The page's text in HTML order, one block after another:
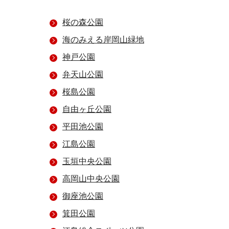
桜の森公園
海のみえる岸岡山緑地
神戸公園
弁天山公園
桜島公園
自由ヶ丘公園
平田池公園
江島公園
玉垣中央公園
高岡山中央公園
御座池公園
箕田公園